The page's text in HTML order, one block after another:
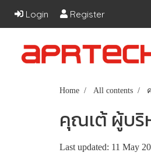
Login Register
Home All contents
คุณเต้ ผู้บริ
Last updated: 11 May